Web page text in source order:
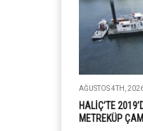
AĞUSTOS 4TH,
HALİÇ’TE
METREKÜP